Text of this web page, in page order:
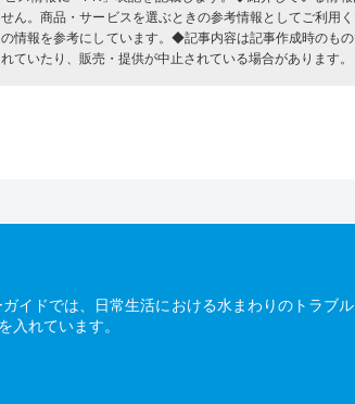
ん。商品・サービスを選ぶときの参考情報としてご利用
情報を参考にしています。◆記事内容は記事作成時のも
ていたり、販売・提供が中止されている場合があります。
イドでは、日常生活における水まわりのトラブ
入れています。